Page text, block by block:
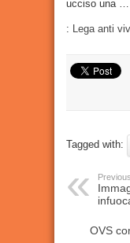
ucciso una …
: Lega anti
Tagged with:
OVS